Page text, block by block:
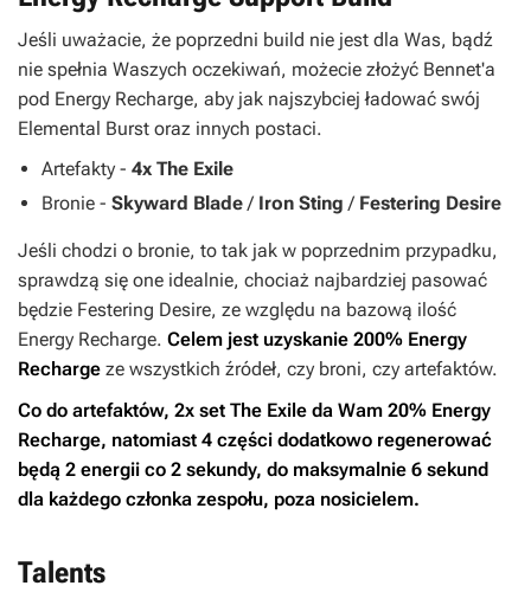
Jeśli uważacie, że poprzedni build nie jest dla Was, bądź
nie spełnia Waszych oczekiwań, możecie złożyć Bennet'a
pod Energy Recharge, aby jak najszybciej ładować swój
Elemental Burst oraz innych postaci.
Artefakty - 4x The Exile
Bronie - Skyward Blade/ Iron Sting / Festering Desire
Jeśli chodzi o bronie, to tak jak w poprzednim przypadku,
sprawdzą się one idealnie, chociaż najbardziej pasować
będzie Festering Desire, ze względu na bazową ilość
Energy Recharge. Celem jest uzyskanie 200% Energy
Recharge ze wszystkich źródeł, czy broni, czy artefaktów.
Co do artefaktów, 2x set The Exile da Wam 20% Energy
Recharge, natomiast 4 części dodatkowo regenerować
będą 2 energii co 2 sekundy, do maksymalnie 6 sekund
dla każdego członka zespołu, poza nosicielem.
Talents